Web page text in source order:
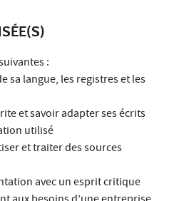
:
sa langue, les registres et les
et savoir adapter ses écrits
utilisé
et traiter des sources
avec un esprit critique